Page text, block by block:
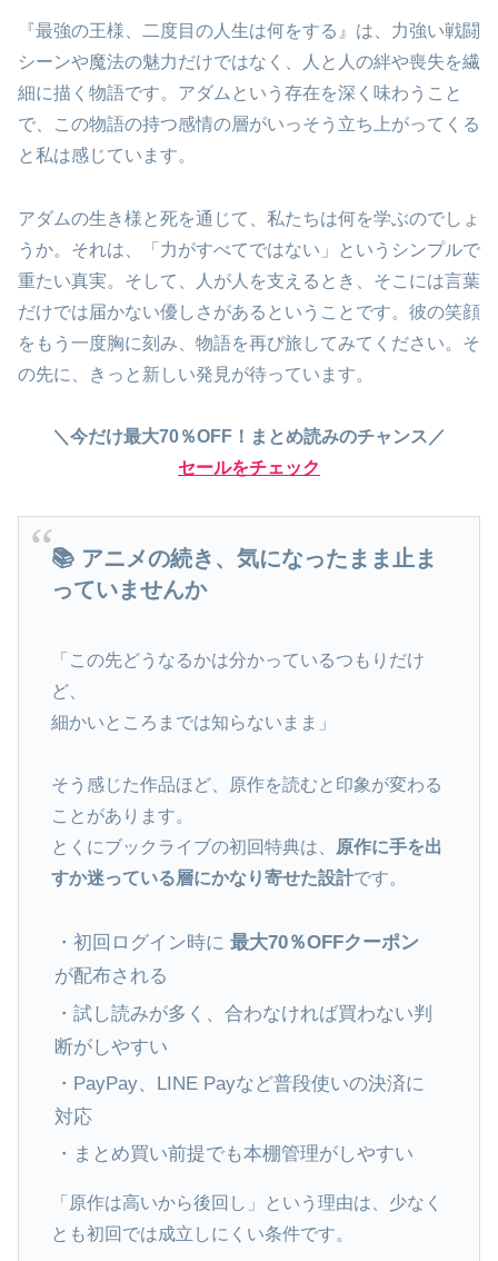
『最強の王様、二度目の人生は何をする』は、力強い戦闘
シーンや魔法の魅力だけではなく、人と人の絆や喪失を繊
細に描く物語です。アダムという存在を深く味わうこと
で、この物語の持つ感情の層がいっそう立ち上がってくる
と私は感じています。
アダムの生き様と死を通じて、私たちは何を学ぶのでしょ
うか。それは、「力がすべてではない」というシンプルで
重たい真実。そして、人が人を支えるとき、そこには言葉
だけでは届かない優しさがあるということです。彼の笑顔
をもう一度胸に刻み、物語を再び旅してみてください。そ
の先に、きっと新しい発見が待っています。
＼今だけ最大70％OFF！まとめ読みのチャンス／
セールをチェック
📚 アニメの続き、気になったまま止ま
っていませんか
「この先どうなるかは分かっているつもりだけ
ど、
細かいところまでは知らないまま」
そう感じた作品ほど、原作を読むと印象が変わる
ことがあります。
とくにブックライブの初回特典は、
原作に手を出
すか迷っている層にかなり寄せた設計です。
・初回ログイン時に最大70％OFFクーポン
が配布される
・試し読みが多く、合わなければ買わない判
断がしやすい
・PayPay、LINE Payなど普段使いの決済に
対応
・まとめ買い前提でも本棚管理がしやすい
「原作は高いから後回し」という理由は、少なく
とも初回では成立しにくい条件です。